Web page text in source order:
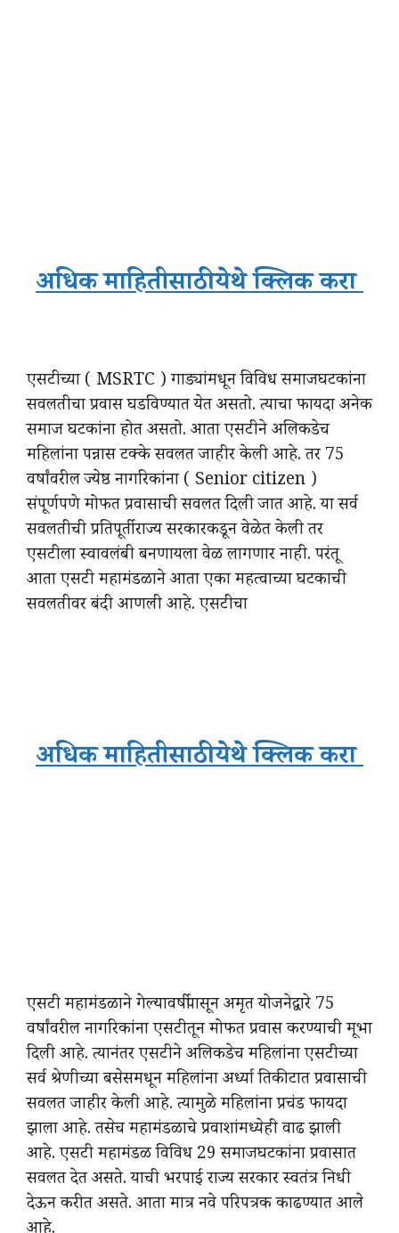
अधिक माहितीसाठी येथे क्लिक करा
एसटीच्या ( MSRTC ) गाड्यांमधून विविध समाजघटकांना
सवलतीचा प्रवास घडविण्यात येत असतो. त्याचा फायदा अनेक
समाज घटकांना होत असतो. आता एसटीने अलिकडेच
महिलांना पन्नास टक्के सवलत जाहीर केली आहे. तर 75
वर्षांवरील ज्येष्ठ नागरिकांना ( Senior citizen )
संपूर्णपणे मोफत प्रवासाची सवलत दिली जात आहे. या सर्व
सवलतीची प्रतिपूर्ती राज्य सरकारकडून वेळेत केली तर
एसटीला स्वावलंबी बनणायला वेळ लागणार नाही. परंतू
आता एसटी महामंडळाने आता एका महत्वाच्या घटकाची
सवलतीवर बंदी आणली आहे. एसटीचा
अधिक माहितीसाठी येथे क्लिक करा
एसटी महामंडळाने गेल्यावर्षीपासून अमृत योजनेद्वारे 75
वर्षांवरील नागरिकांना एसटीतून मोफत प्रवास करण्याची मूभा
दिली आहे. त्यानंतर एसटीने अलिकडेच महिलांना एसटीच्या
सर्व श्रेणीच्या बसेसमधून महिलांना अर्ध्या तिकीटात प्रवासाची
सवलत जाहीर केली आहे. त्यामुळे महिलांना प्रचंड फायदा
झाला आहे. तसेच महामंडळाचे प्रवाशांमध्येही वाढ झाली
आहे. एसटी महामंडळ विविध 29 समाजघटकांना प्रवासात
सवलत देत असते. याची भरपाई राज्य सरकार स्वतंत्र निधी
देऊन करीत असते. आता मात्र नवे परिपत्रक काढण्यात आले